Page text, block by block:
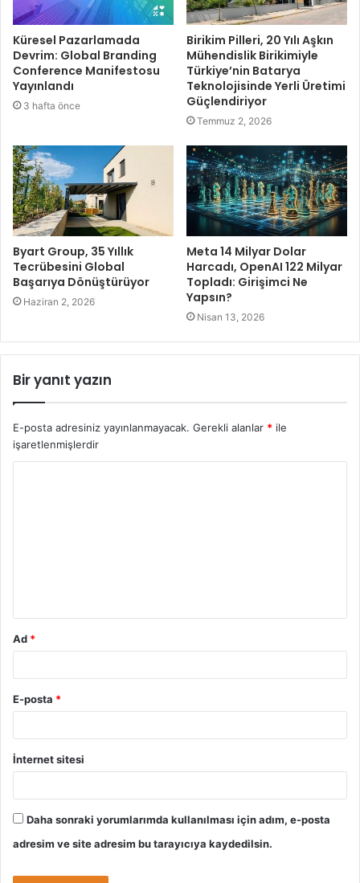
Küresel Pazarlamada
Devrim: Global Branding
Conference Manifestosu
Yayınlandı
3 hafta önce
Birikim Pilleri, 20 Yılı Aşkın
Mühendislik Birikimiyle
Türkiye’nin Batarya
Teknolojisinde Yerli Üretimi
Güçlendiriyor
Temmuz 2, 2026
Byart Group, 35 Yıllık
Tecrübesini Global
Başarıya Dönüştürüyor
Haziran 2, 2026
Meta 14 Milyar Dolar
Harcadı, OpenAI 122 Milyar
Topladı: Girişimci Ne
Yapsın?
Nisan 13, 2026
Bir yanıt yazın
E-posta adresiniz yayınlanmayacak. Gerekli alanlar * ile
işaretlenmişlerdir
Ad *
E-posta *
İnternet sitesi
Daha sonraki yorumlarımda kullanılması için adım, e-posta
adresim ve site adresim bu tarayıcıya kaydedilsin.